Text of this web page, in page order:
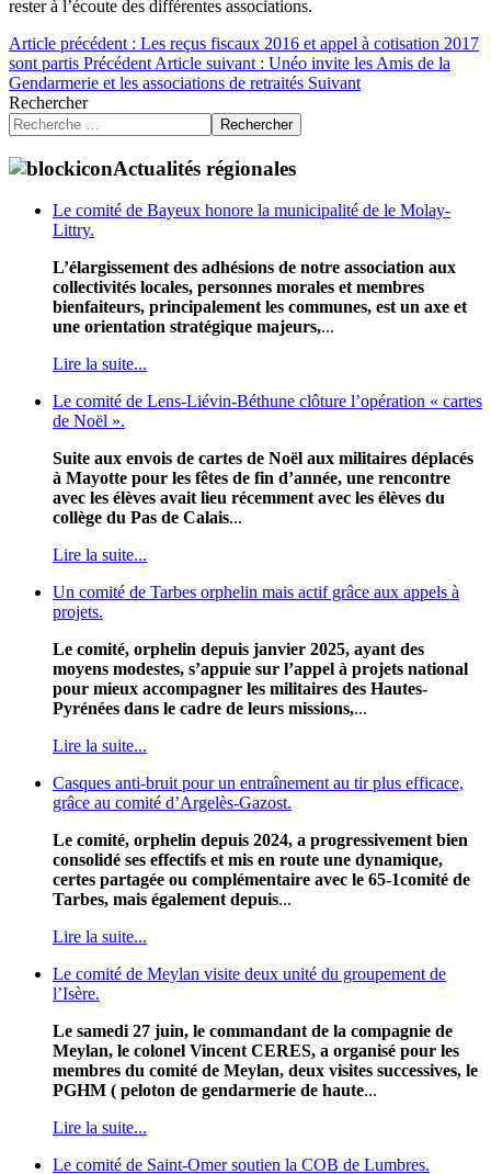
rester à l’écoute des différentes associations.
Article précédent : Les reçus fiscaux 2016 et appel à cotisation 2017
sont partis Précédent Article suivant : Unéo invite les Amis de la
Gendarmerie et les associations de retraités Suivant
Rechercher
Rechercher
Actualités régionales
Le comité de Bayeux honore la municipalité de le Molay-
Littry.
L’élargissement des adhésions de notre association aux
collectivités locales, personnes morales et membres
bienfaiteurs, principalement les communes, est un axe et
une orientation stratégique majeurs,...
Lire la suite...
Le comité de Lens-Liévin-Béthune clôture l’opération « cartes
de Noël ».
Suite aux envois de cartes de Noël aux militaires déplacés
à Mayotte pour les fêtes de fin d’année, une rencontre
avec les élèves avait lieu récemment avec les élèves du
collège du Pas de Calais...
Lire la suite...
Un comité de Tarbes orphelin mais actif grâce aux appels à
projets.
Le comité, orphelin depuis janvier 2025, ayant des
moyens modestes, s’appuie sur l’appel à projets national
pour mieux accompagner les militaires des Hautes-
Pyrénées dans le cadre de leurs missions,...
Lire la suite...
Casques anti-bruit pour un entraînement au tir plus efficace,
grâce au comité d’Argelès-Gazost.
Le comité, orphelin depuis 2024, a progressivement bien
consolidé ses effectifs et mis en route une dynamique,
certes partagée ou complémentaire avec le 65-1comité de
Tarbes, mais également depuis...
Lire la suite...
Le comité de Meylan visite deux unité du groupement de
l’Isère.
Le samedi 27 juin, le commandant de la compagnie de
Meylan, le colonel Vincent CERES, a organisé pour les
membres du comité de Meylan, deux visites successives, le
PGHM ( peloton de gendarmerie de haute...
Lire la suite...
Le comité de Saint-Omer soutien la COB de Lumbres.